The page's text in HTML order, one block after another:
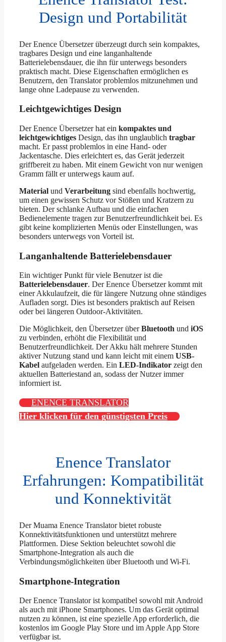
Design und Portabilität
Der Enence Übersetzer überzeugt durch sein kompaktes,
tragbares Design und eine langanhaltende
Batterielebensdauer, die ihn für unterwegs besonders
praktisch macht. Diese Eigenschaften ermöglichen es
Benutzern, den Translator problemlos mitzunehmen und
lange ohne Ladepause zu verwenden.
Leichtgewichtiges Design
Der Enence Übersetzer hat ein kompaktes und
leichtgewichtiges Design, das ihn unglaublich tragbar
macht. Er passt problemlos in eine Hand- oder
Jackentasche. Dies erleichtert es, das Gerät jederzeit
griffbereit zu haben. Mit einem Gewicht von nur wenigen
Gramm fällt er unterwegs kaum auf.
Material und Verarbeitung sind ebenfalls hochwertig,
um einen gewissen Schutz vor Stößen und Kratzern zu
bieten. Der schlanke Aufbau und die einfachen
Bedienelemente tragen zur Benutzerfreundlichkeit bei. Es
gibt keine komplizierten Menüs oder Einstellungen, was
besonders unterwegs von Vorteil ist.
Langanhaltende Batterielebensdauer
Ein wichtiger Punkt für viele Benutzer ist die
Batterielebensdauer. Der Enence Übersetzer kommt mit
einer Akkulaufzeit, die für längere Nutzung ohne ständiges
Aufladen sorgt. Dies ist besonders praktisch auf Reisen
oder bei längeren Outdoor-Aktivitäten.
Die Möglichkeit, den Übersetzer überBluetooth und iOS
zu verbinden, erhöht die Flexibilität und
Benutzerfreundlichkeit. Der Akku hält mehrere Stunden
aktiver Nutzung stand und kann leicht mit einem USB-
Kabel aufgeladen werden. Ein LED-Indikator zeigt den
aktuellen Batteriestand an, sodass der Nutzer immer
informiert ist.
ENENCE TRANSLATOR
Hier klicken für den günstigsten Preis
Enence Translator
Erfahrungen: Kompatibilität
und Konnektivität
Der Muama Enence Translator bietet robuste
Konnektivitätsfunktionen und unterstützt mehrere
Plattformen. Diese Sektion beleuchtet sowohl die
Smartphone-Integration als auch die
Verbindungsmöglichkeiten über Bluetooth und Wi-Fi.
Smartphone-Integration
Der Enence Translator ist kompatibel sowohl mit Android
als auch mit iPhone Smartphones. Um das Gerät optimal
nutzen zu können, ist eine spezielle App erforderlich, die
kostenlos im Google Play Store und im Apple App Store
verfügbar ist.